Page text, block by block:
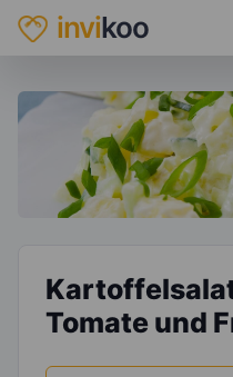
invikoo
Tomate und